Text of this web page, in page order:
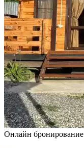
Онлайн бронирование